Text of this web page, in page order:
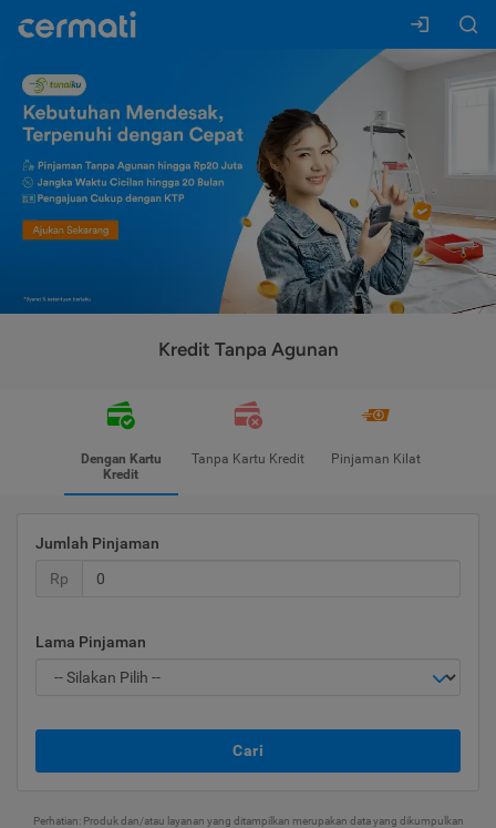
Kredit Tanpa Agunan
Dengan Kartu
Kredit
Tanpa Kartu Kredit Pinjaman Kilat
Jumlah Pinjaman
Rp
Lama Pinjaman
Cari
Perhatian: Produk dan/atau layanan yang ditampilkan merupakan data yang dikumpulkan